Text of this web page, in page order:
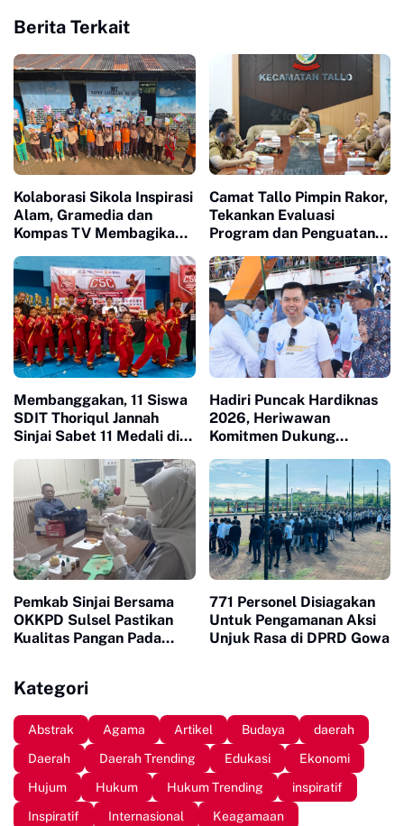
Berita Terkait
Kolaborasi Sikola Inspirasi
Alam, Gramedia dan
Kompas TV Membagikan
Camat Tallo Pimpin Rakor,
Tekankan Evaluasi
Program dan Penguatan
Membanggakan, 11 Siswa
SDIT Thoriqul Jannah
Sinjai Sabet 11 Medali di
Hadiri Puncak Hardiknas
2026, Heriwawan
Komitmen Dukung
Sinjai
Pemkab Sinjai Bersama
OKKPD Sulsel Pastikan
Kualitas Pangan Pada
771 Personel Disiagakan
Untuk Pengamanan Aksi
Unjuk Rasa di DPRD Gowa
Kategori
Abstrak Agama Artikel Budaya
daerah
Daerah
Daerah Trending Edukasi
Ekonomi
Hujum
Hukum Hukum Trending
inspiratif
Inspiratif
Internasional
Keagamaan